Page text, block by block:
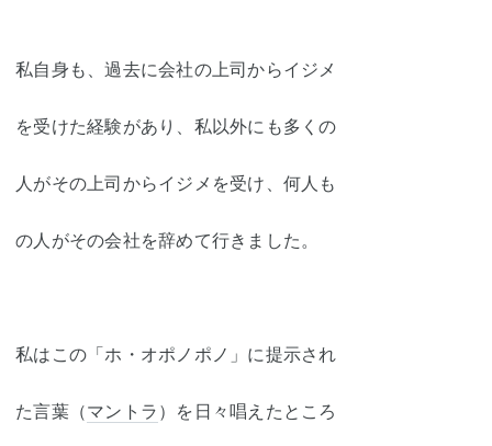
私自身も、過去に会社の上司からイジメ
を受けた経験があり、私以外にも多くの
人がその上司からイジメを受け、何人も
の人がその会社を辞めて行きました。
私はこの「ホ・オポノポノ」に提示され
た言葉（マントラ ）を日々唱えたところ